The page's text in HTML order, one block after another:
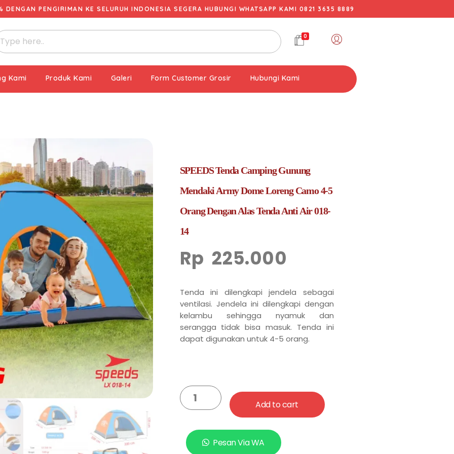
DENGAN PENGIRIMAN KE SELURUH INDONESIA SEGERA HUBUNGI WHATSAPP KAMI 0821 3635 8889
0
Kami Produk Kami Galeri Form Customer Grosir Hubungi Kami
SPEEDS Tenda Camping Gunung
Mendaki Army Dome Loreng Camo 4-5
Orang Dengan Alas Tenda Anti Air 018-
14
Rp 225.000
Tenda ini dilengkapi jendela sebagai
ventilasi. Jendela ini dilengkapi dengan
kelambu sehingga nyamuk dan
serangga tidak bisa masuk. Tenda ini
dapat digunakan untuk 4-5 orang.
Add to cart
Pesan Via WA